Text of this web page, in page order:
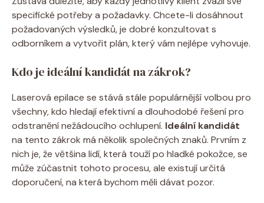
specifické potřeby a požadavky. Chcete-li dosáhnout
požadovaných výsledků, je dobré konzultovat s
odborníkem a vytvořit plán, který vám nejlépe vyhovuje.
Kdo je ideální kandidát na zákrok?
Laserová epilace se stává stále populárnější volbou pro
všechny, kdo hledají efektivní a dlouhodobé řešení pro
odstranění nežádoucího ochlupení. Ideální kandidát
na tento zákrok má několik společných znaků. Prvním z
nich je, že většina lidí, která touží po hladké pokožce, se
může zúčastnit tohoto procesu, ale existují určitá
doporučení, na která bychom měli dávat pozor.